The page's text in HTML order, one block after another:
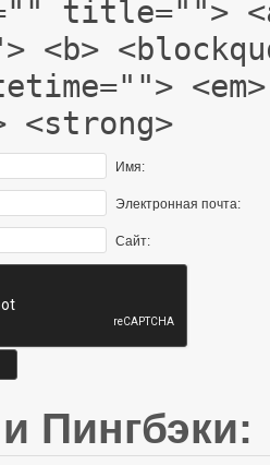
title="">
<b>
<strong>
Имя:
Электронная почта:
Сайт:
Пингбэки: